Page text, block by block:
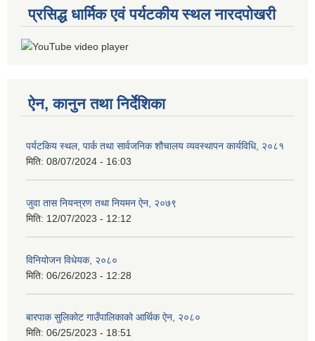
प्रसिद्ध धार्मिक एवं पर्यटकीय स्थल नारदपोखरी
ऐन, कानुन तथा निर्देशिका
पर्यटकिय स्थल, पार्क तथा सार्वजनिक शौचालय व्यवस्थापन कार्यविधि, २०८१
मिति: 08/07/2024 - 16:03
जुवा तास नियन्त्रण तथा नियमन ऐन, २०७९
मिति: 12/07/2023 - 12:12
विनियोजन विधेयक, २०८०
मिति: 06/26/2023 - 12:28
बारपाक सुलिकोट गाउँपालिकाको आर्थिक ऐन, २०८०
मिति: 06/25/2023 - 18:51